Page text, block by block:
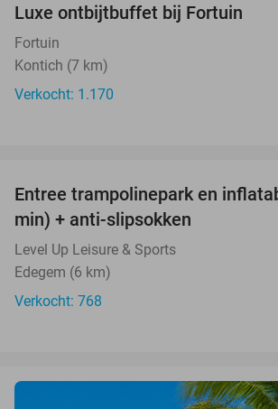
Luxe ontbijtbuffet bij Fortuin
Fortuin
Kontich (7 km)
Verkocht: 1.170
Entree trampolinepark en
min) + anti-slipsokken
Level Up Leisure & Sports
Edegem (6 km)
Verkocht: 768